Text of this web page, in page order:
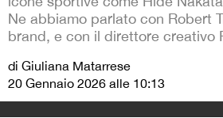
Ne abbiamo parlato con Robert
brand, e con il direttore creativo
di Giuliana Matarrese
20 Gennaio 2026 alle 10:13